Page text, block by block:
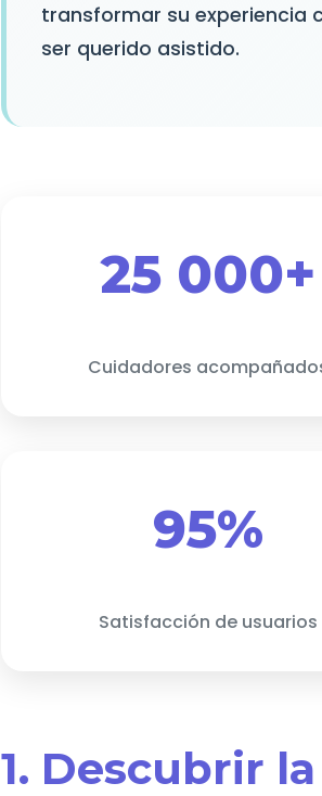
transformar su experiencia
ser querido asistido.
25 000+
Cuidadores
95%
Satisfacción de usuarios
1. Descubrir